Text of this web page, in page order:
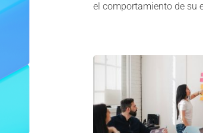
el comportamiento de su